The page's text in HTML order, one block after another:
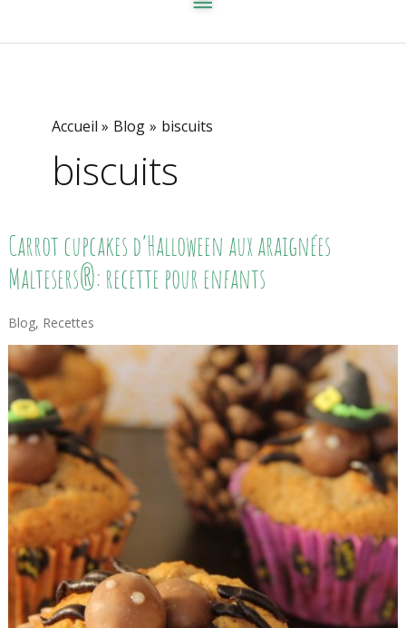
Accueil Blog biscuits
biscuits
Carrot cupcakes d’Halloween aux araignées
Maltesers®: recette pour enfants
Blog, Recettes
Carrot
Cupcakes
D’Halloween
Aux
Maltesers®:
Recette
Pour
Enfants